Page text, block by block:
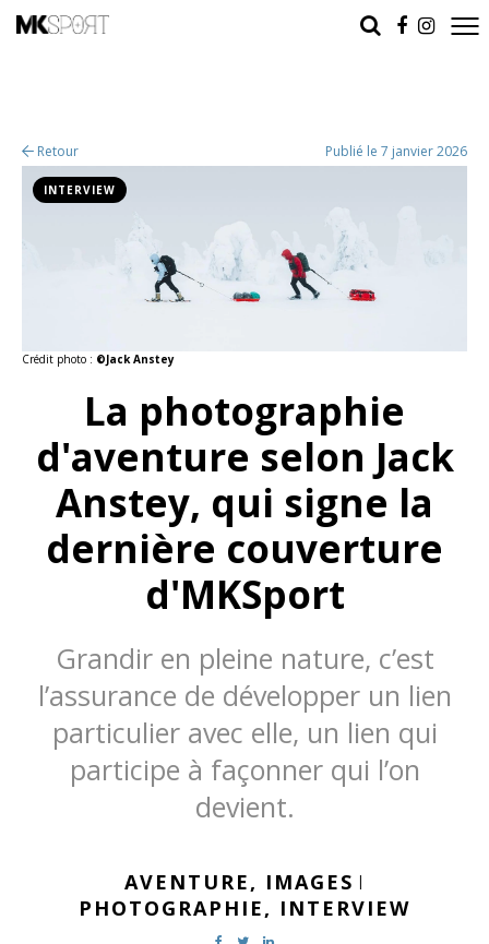
Retour Publié le 7 janvier 2026
Crédit photo : ©Jack Anstey
INTERVIEW
La photographie
d'aventure selon Jack
Anstey, qui signe la
dernière couverture
d'MKSport
Grandir en pleine nature, c’est
l’assurance de développer un lien
particulier avec elle, un lien qui
participe à façonner qui l’on
devient.
AVENTURE, IMAGES |
PHOTOGRAPHIE, INTERVIEW